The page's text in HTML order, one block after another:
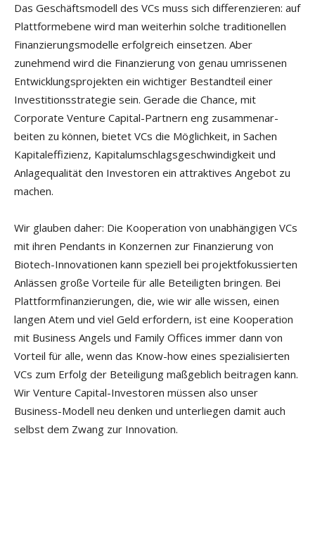
Das Geschäftsmodell des VCs muss sich differenzieren: auf
Plattformebene wird man weiterhin solche tradi­tionellen
Finanzierungsmodelle erfolgreich einsetzen. Aber
zunehmend wird die Finanzierung von genau umrissenen
Entwicklungsprojekten ein wichtiger Bestandteil einer
Investitionsstrategie sein. Gerade die Chance, mit
Corporate Venture Capital-Partnern eng zusammenar­
beiten zu können, bietet VCs die Möglichkeit, in Sachen
Kapitaleffizienz, Kapitalumschlagsgeschwindigkeit und
Anlagequalität den Investoren ein attraktives Angebot zu
machen.
Wir glauben daher: Die Kooperation von unabhängigen VCs
mit ihren Pendants in Konzernen zur Finanzie­rung von
Biotech-Innovationen kann speziell bei projektfokussierten
Anlässen große Vorteile für alle Betei­ligten bringen. Bei
Plattformfinanzierungen, die, wie wir alle wissen, einen
langen Atem und viel Geld erfordern, ist eine Kooperation
mit Business Angels und Family Offices immer dann von
Vorteil für alle, wenn das Know-how eines spezialisierten
VCs zum Erfolg der Beteiligung maßgeblich beitragen kann.
Wir Venture Capital-Investoren müssen also unser
Business-Modell neu denken und unterliegen damit auch
selbst dem Zwang zur Innovation.